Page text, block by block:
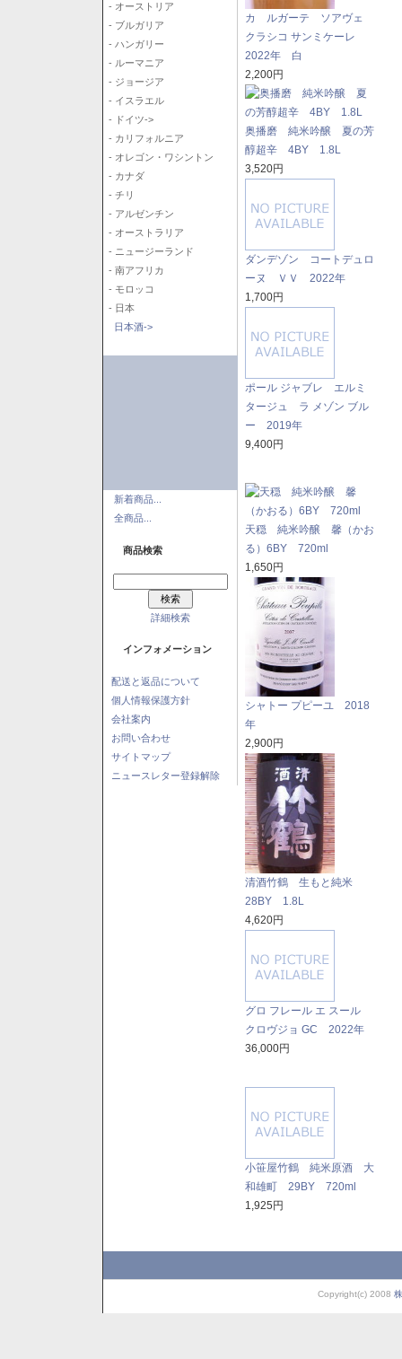
- オーストリア
- ブルガリア
- ハンガリー
- ルーマニア
- ジョージア
- イスラエル
- ドイツ->
- カリフォルニア
- オレゴン・ワシントン
- カナダ
- チリ
- アルゼンチン
- オーストラリア
- ニュージーランド
- 南アフリカ
- モロッコ
- 日本
日本酒->
新着商品...
全商品...
商品検索
詳細検索
インフォメーション
配送と返品について
個人情報保護方針
会社案内
お問い合わせ
サイトマップ
ニュースレター登録解除
カ ルガーテ ソアヴェ
クラシコ サンミケーレ
2022年 白
2,200円
奥播磨 純米吟醸 夏の芳
醇超辛 4BY 1.8L
3,520円
ダンデゾン コートデュロ
ーヌ ＶＶ 2022年
1,700円
ポール ジャブレ エルミ
タージュ ラ メゾン ブル
ー 2019年
9,400円
天穏 純米吟醸 馨（かお
る）6BY 720ml
1,650円
シャトー プピーユ 2018
年
2,900円
清酒竹鶴 生もと純米
28BY 1.8L
4,620円
グロ フレール エ スール
クロヴジョ GC 2022年
36,000円
小笹屋竹鶴 純米原酒 大
和雄町 29BY 720ml
1,925円
Copyright(c) 2008